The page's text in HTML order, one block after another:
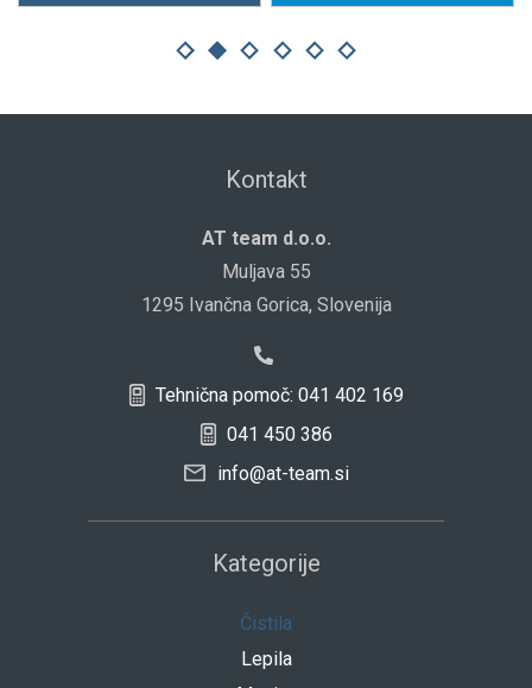
Kontakt
AT team d.o.o.
Muljava 55
1295 Ivančna Gorica, Slovenija
Tehnična pomoč: 041 402 169
041 450 386
info@at-team.si
Kategorije
Čistila
Lepila